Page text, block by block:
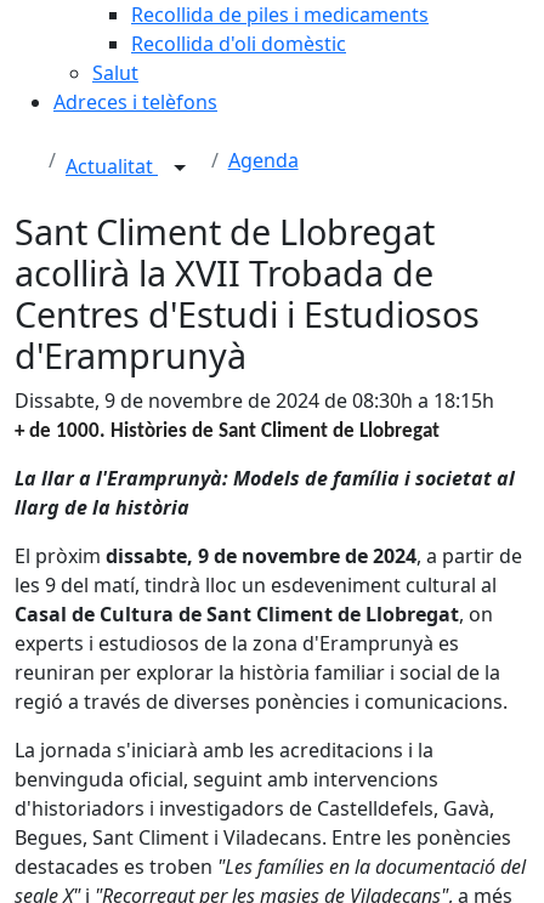
Recollida de piles i medicaments
Recollida d'oli domèstic
Salut
Adreces i telèfons
Actualitat Agenda
Sant Climent de Llobregat
acollirà la XVII Trobada de
Centres d'Estudi i Estudiosos
d'Eramprunyà
Dissabte, 9 de novembre de 2024 de 08:30h a 18:15h
+ de 1000. Històries de Sant Climent de Llobregat
La llar a l'Eramprunyà: Models de família i societat al
llarg de la història
El pròxim dissabte, 9 de novembre de 2024, a partir de
les 9 del matí, tindrà lloc un esdeveniment cultural al
Casal de Cultura de Sant Climent de Llobregat, on
experts i estudiosos de la zona d'Eramprunyà es
reuniran per explorar la història familiar i social de la
regió a través de diverses ponències i comunicacions.
La jornada s'iniciarà amb les acreditacions i la
benvinguda oficial, seguint amb intervencions
d'historiadors i investigadors de Castelldefels, Gavà,
Begues, Sant Climent i Viladecans. Entre les ponències
destacades es troben "Les famílies en la documentació del
segle X"i "Recorregut per les masies de Viladecans", a més